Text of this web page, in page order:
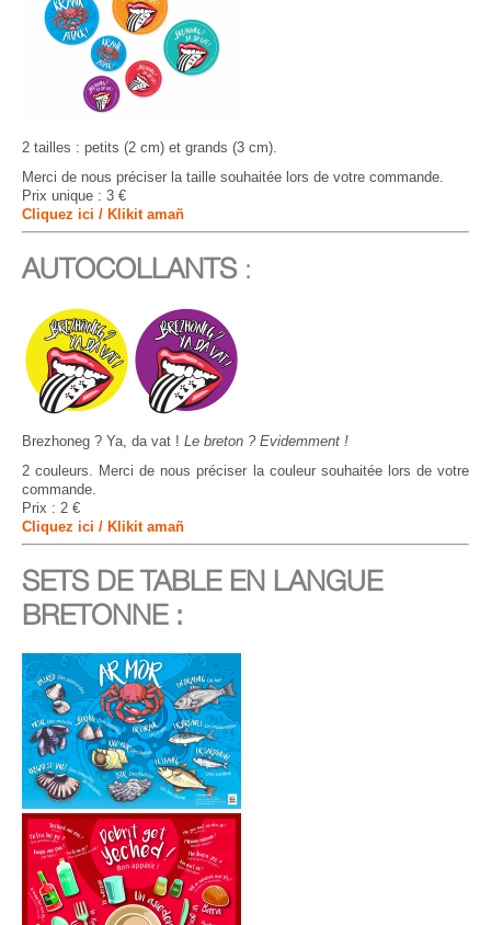
2 tailles : petits (2 cm) et grands (3 cm).
Merci de nous préciser la taille souhaitée lors de votre commande.
Prix unique : 3 €
Cliquez ici / Klikit amañ
AUTOCOLLANTS :
Brezhoneg ? Ya, da vat ! Le breton ? Evidemment !
2 couleurs. Merci de nous préciser la couleur souhaitée lors de votre
commande.
Prix : 2 €
Cliquez ici / Klikit amañ
SETS DE TABLE EN LANGUE
BRETONNE :